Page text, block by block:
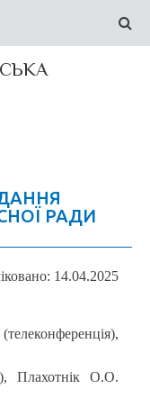
РАДИ
14.04.2025
Плахотнік О.О.